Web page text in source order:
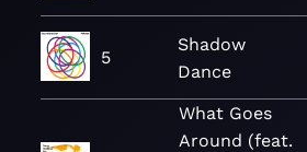
5
Shadow
Dance
What Goes
Around (feat.